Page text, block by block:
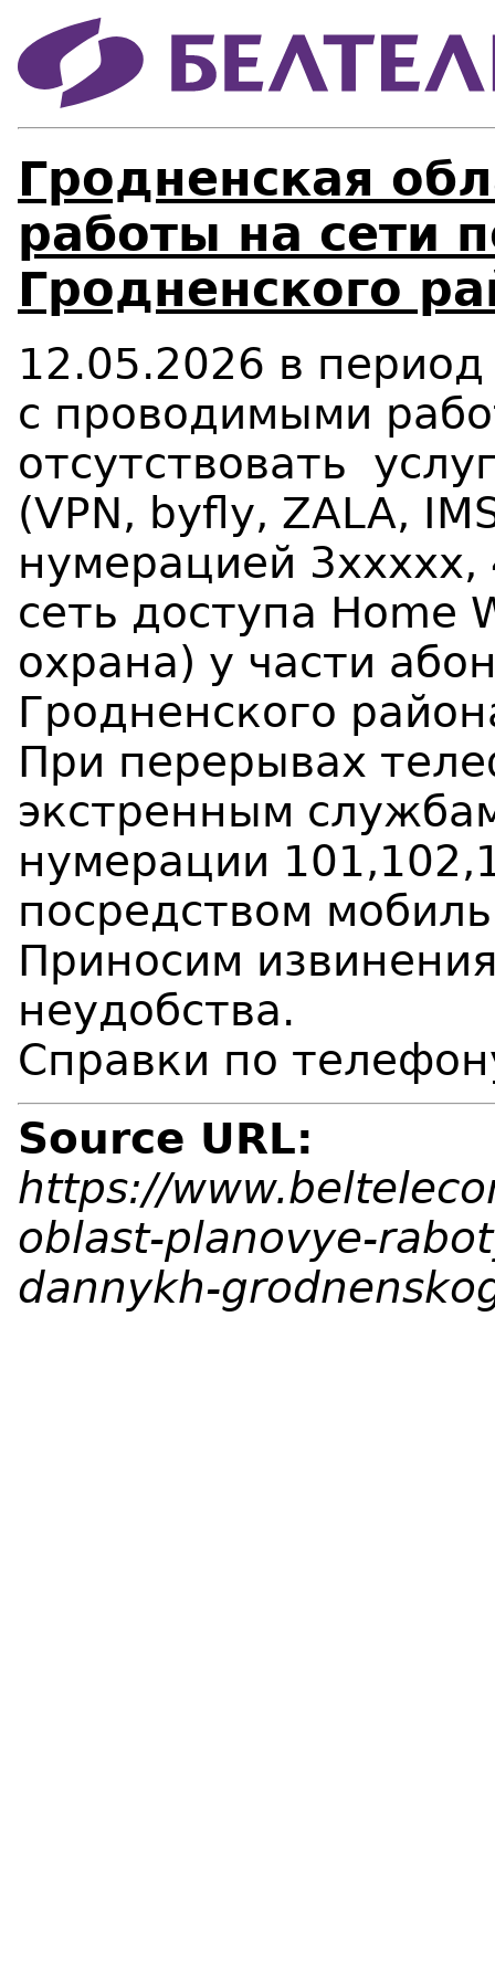
Гродненская
работы на сети
Гродненского
12.05.2026 в
с проводимыми
отсутствовать
(VPN, byfly, ZALA,
нумерацией 3ххххх,
сеть доступа Home
охрана) у части
Гродненского
При перерывах
экстренным
нумерации
посредством
Приносим
неудобства.
Справки по
Source URL:
https://
oblast-planovye-
dannykh-